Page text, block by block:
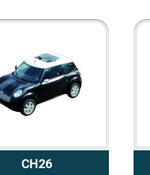
CH26